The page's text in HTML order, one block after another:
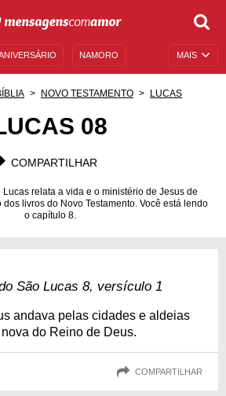
MAIS
NAMORO
NOVO TESTAMENTO LUCAS
08
COMPARTILHAR
relata a vida e o ministério de Jesus de
dos livros do Novo Testamento. Você está lendo
o capítulo 8.
São Lucas 8, versículo 1
andava pelas cidades e aldeias
do Reino de Deus.
COMPARTILHAR